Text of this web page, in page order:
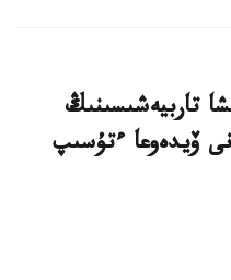
تاربيەشىسىنىڭ
ۆيدەوعا ءتۇسىپ